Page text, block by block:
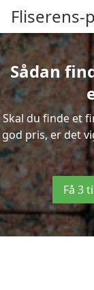
Fliserens-
Sådan
Skal du finde et
god pris, er det
Få 3